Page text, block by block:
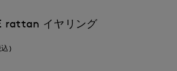
rattan イヤリング
込)